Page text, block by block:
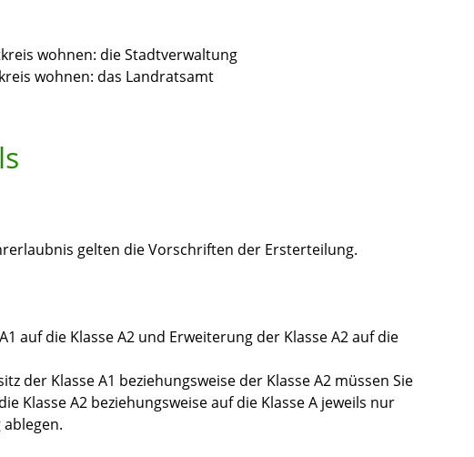
wohnen: die Stadtverwaltung
wohnen: das Landratsamt
gelten die Vorschriften der Ersterteilung.
auf die Klasse A2 und Erweiterung der Klasse A2 auf die
der Klasse A1 beziehungsweise der Klasse A2 müssen Sie
Klasse A2 beziehungsweise auf die Klasse A jeweils nur